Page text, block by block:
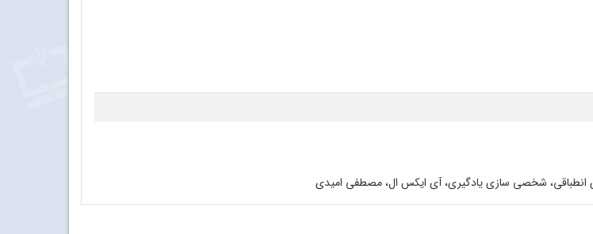
انطباقی، شخصی سازی یادگیری، آی ایکس ال،‌ مصطفی امیدی